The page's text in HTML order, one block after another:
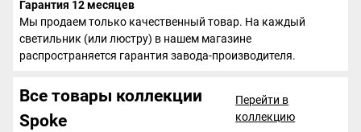
Гарантия 12 месяцев
Мы продаем только качественный товар. На каждый
светильник (или люстру) в нашем магазине
распространяется гарантия завода-производителя.
Все товары коллекции
Spoke
Перейти в
коллекцию